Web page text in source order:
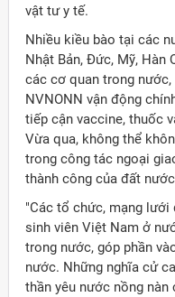
vật tư y tế.
Nhiều kiều bào tại các
Nhật Bản, Đức, Mỹ,
các cơ quan trong
NVNONN vận động
tiếp cận vaccine, thuốc
Vừa qua, không thể
trong công tác ngoại
thành công của đất
"Các tổ chức, mạng lưới
sinh viên Việt Nam ở
trong nước, góp phần
nước. Những nghĩa cử
thần yêu nước nồng